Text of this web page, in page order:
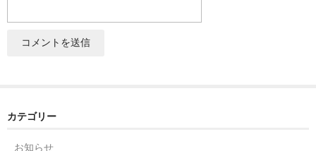
お問い合わせ
カテゴリー
お知らせ